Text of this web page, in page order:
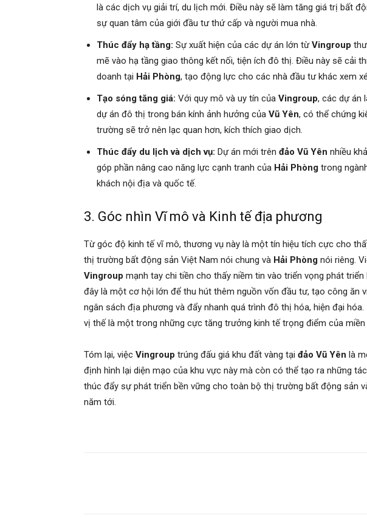
là các dịch vụ giải trí, du lịch mới. Điều này sẽ làm tăng giá trị bất
sự quan tâm của giới đầu tư thứ cấp và người mua nhà.
Thúc đẩy hạ tầng: Sự xuất hiện của các dự án lớn từVingroup
mẽ vào hạ tầng giao thông kết nối, tiện ích đô thị. Điều này sẽ cải
doanh tại Hải Phòng, tạo động lực cho các nhà đầu tư khác xem
Tạo sóng tăng giá: Với quy mô và uy tín của Vingroup, các dự án
dự án đô thị trong bán kính ảnh hưởng của Vũ Yên, có thể chứng
trường sẽ trở nên lạc quan hơn, kích thích giao dịch.
Thúc đẩy du lịch và dịch vụ: Dự án mới trên đảo Vũ Yên nhiều
góp phần nâng cao năng lực cạnh tranh của Hải Phòng trong
khách nội địa và quốc tế.
3. Góc nhìn Vĩ mô và Kinh tế địa phương
Từ góc độ kinh tế vĩ mô, thương vụ này là một tín hiệu tích cực cho
thị trường bất động sản Việt Nam nói chung và Hải Phòng nói riêng.
Vingroup mạnh tay chi tiền cho thấy niềm tin vào triển vọng phát triển
đây là một cơ hội lớn để thu hút thêm nguồn vốn đầu tư, tạo công ăn
ngân sách địa phương và đẩy nhanh quá trình đô thị hóa, hiện đại hóa.
vị thế là một trong những cực tăng trưởng kinh tế trọng điểm của miền
Tóm lại, việc Vingroup trúng đấu giá khu đất vàng tại đảo Vũ Yên là
định hình lại diện mạo của khu vực này mà còn có thể tạo ra những
thúc đẩy sự phát triển bền vững cho toàn bộ thị trường bất động sản
năm tới.